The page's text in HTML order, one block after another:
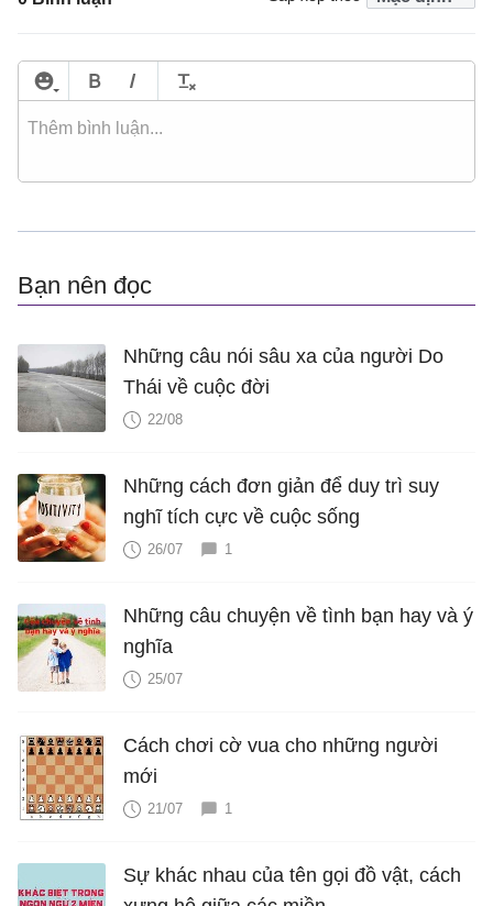
Bạn nên đọc
Những câu nói sâu xa của người Do
Thái về cuộc đời
22/08
Những cách đơn giản để duy trì suy
nghĩ tích cực về cuộc sống
26/07 1
Những câu chuyện về tình bạn hay và ý
nghĩa
25/07
Cách chơi cờ vua cho những người
mới
21/07 1
Sự khác nhau của tên gọi đồ vật, cách